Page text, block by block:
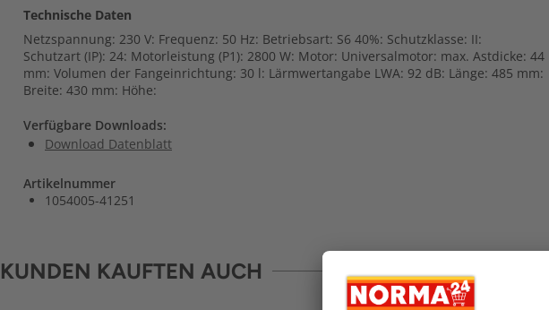
Technische Daten
Netzspannung: 230 V: Frequenz: 50 Hz: Betriebsart: S6 40%: Schutzklasse: II:
Schutzart (IP): 24: Motorleistung (P1): 2800 W: Motor: Universalmotor: max. Astdicke: 44
mm: Volumen der Fangeinrichtung: 30 l: Lärmwertangabe LWA: 92 dB: Länge: 485 mm:
Breite: 430 mm: Höhe:
Verfügbare Downloads:
Download Datenblatt
Artikelnummer
1054005-41251
KUNDEN KAUFTEN AUCH